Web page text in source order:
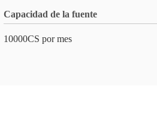
Capacidad de la fuente
10000CS por mes